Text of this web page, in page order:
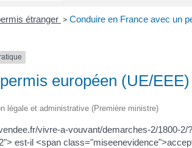
étranger > Conduire en France avec un
européen (UE/EEE)
légale et administrative (Première ministre)
vivre-a-vouvant/demarches-2/1800-
est-il <span